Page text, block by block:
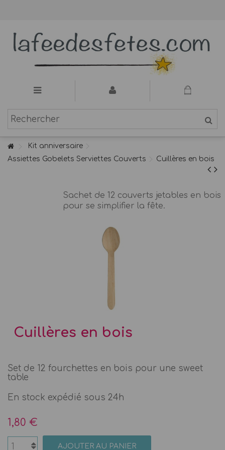
Kit anniversaire
Assiettes Gobelets Serviettes Couverts
Cuillères en bois
Sachet de 12 couverts jetables en bois
pour se simplifier la fête.
Cuillères en bois
Set de 12 fourchettes en bois pour une sweet
table
En stock expédié sous 24h
1,80 €
AJOUTER AU PANIER